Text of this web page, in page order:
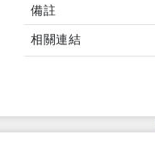
備註
相關連結